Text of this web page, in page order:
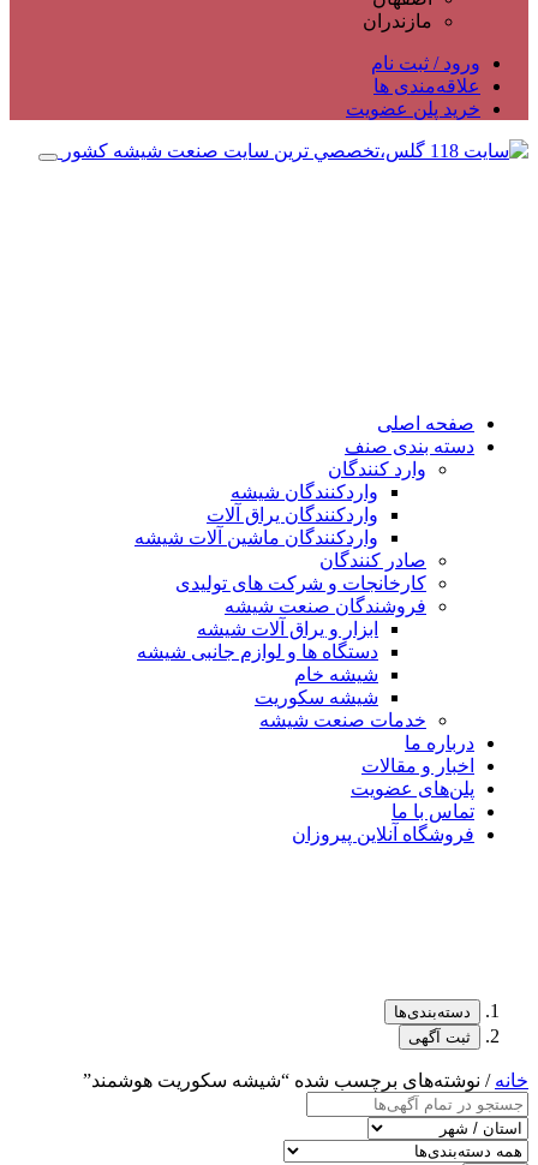
مازندران
ورود / ثبت نام
علاقه‌مندی ها
خرید پلن عضویت
صفحه اصلی
دسته بندی صنف
وارد کنندگان
واردکنندگان شیشه
واردکنندگان یراق آلات
واردکنندگان ماشین آلات شیشه
صادر کنندگان
کارخانجات و شرکت های تولیدی
فروشندگان صنعت شیشه
ابزار و یراق آلات شیشه
دستگاه ها و لوازم جانبی شیشه
شیشه خام
شیشه سکوریت
خدمات صنعت شیشه
درباره ما
اخبار و مقالات
پلن‌های عضویت
تماس با ما
فروشگاه آنلاین پیروزان
دسته‌بندی‌ها
ثبت آگهی
خانه / نوشته‌های برچسب شده “شیشه سکوریت هوشمند”